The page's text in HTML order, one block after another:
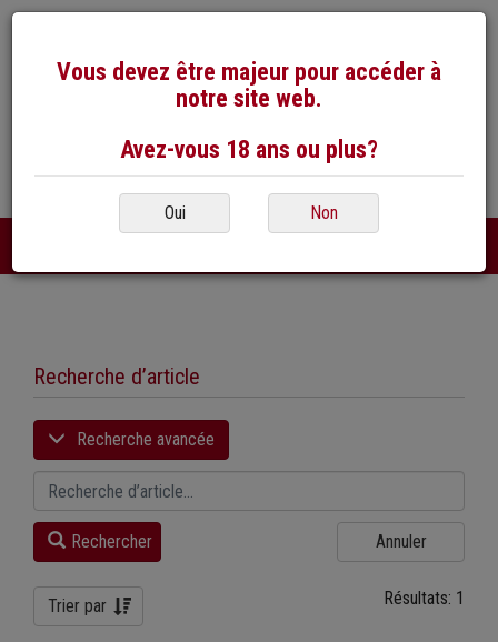
026 / 492 50 40 E-Mail
Recherche d’article
Recherche avancée
Rechercher Annuler
Trier par Résultats: 1
Vous devez être majeur pour accéder à
notre site web.
Avez-vous 18 ans ou plus?
Oui Non